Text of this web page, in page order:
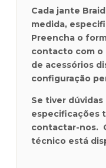
Cada jante
medida,
Preencha o
contacto com o
de acessórios
configuração
Se tiver
especificações
contactar-nos.
técnico está